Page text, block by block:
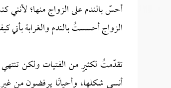
أحسّ بالندم على الزواج منها؛
الزواج أحسستُ بالندم والغرابة
تقدّمتُ لكثيرٍ من الفتيات ولكن تنتهي
أنسى شكلها، وأحيانًا يرفضون من